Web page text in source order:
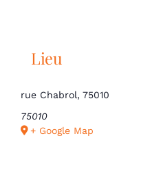
Lieu
rue Chabrol, 75010
75010
+ Google Map